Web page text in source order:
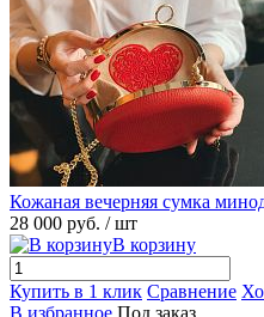
Кожаная вечерняя сумка
28 000 руб. / шт
В корзину
Купить в 1 клик Сравнение
В избранное Под заказ